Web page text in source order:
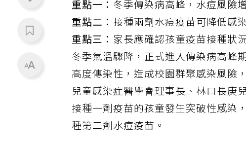
重點一： 冬季傳染病高峰，水痘風險
重點二： 接種兩劑水痘疫苗可降低感
重點三： 家長應確認孩童疫苗接種狀
冬季氣溫驟降，正式進入傳染病高峰
高度傳染性，造成校園群聚感染風險
兒童感染症醫學會理事長、林口長庚
接種一劑疫苗的孩童發生突破性感染
種第二劑水痘疫苗。